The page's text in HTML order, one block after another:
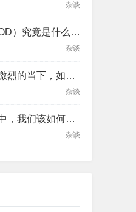
杂谈
组织发展（OD）究竟是什么？如何有效推进并解决企业管理难题？
杂谈
在品牌竞争激烈的当下，如何通过科学管理让品牌成为消费者心中不可替代的存在？
杂谈
在复杂情境中，我们该如何做出符合伦理的决策？
杂谈